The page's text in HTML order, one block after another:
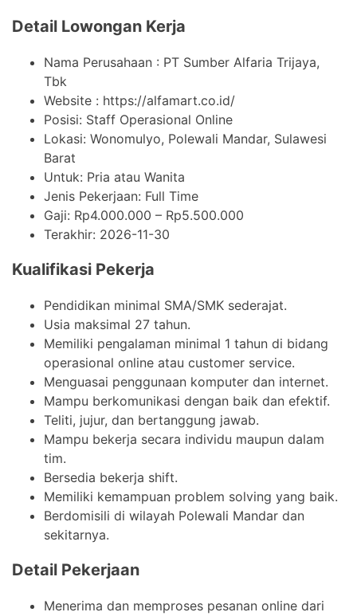
Detail Lowongan Kerja
Nama Perusahaan : PT Sumber Alfaria Trijaya,
Tbk
Website : https://alfamart.co.id/
Posisi: Staff Operasional Online
Lokasi: Wonomulyo, Polewali Mandar, Sulawesi
Barat
Untuk: Pria atau Wanita
Jenis Pekerjaan: Full Time
Gaji: Rp4.000.000 – Rp5.500.000
Terakhir: 2026-11-30
Kualifikasi Pekerja
Pendidikan minimal SMA/SMK sederajat.
Usia maksimal 27 tahun.
Memiliki pengalaman minimal 1 tahun di bidang
operasional online atau customer service.
Menguasai penggunaan komputer dan internet.
Mampu berkomunikasi dengan baik dan efektif.
Teliti, jujur, dan bertanggung jawab.
Mampu bekerja secara individu maupun dalam
tim.
Bersedia bekerja shift.
Memiliki kemampuan problem solving yang baik.
Berdomisili di wilayah Polewali Mandar dan
sekitarnya.
Detail Pekerjaan
Menerima dan memproses pesanan online dari